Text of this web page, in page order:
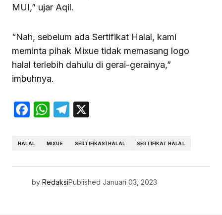
MUI,” ujar Aqil.
“Nah, sebelum ada Sertifikat Halal, kami
meminta pihak Mixue tidak memasang logo
halal terlebih dahulu di gerai-gerainya,”
imbuhnya.
Facebook
WhatsApp
Telegram
HALAL MIXUE SERTIFIKASI HALAL SERTIFIKAT HALAL
by RedaksiPublished Januari 03, 2023